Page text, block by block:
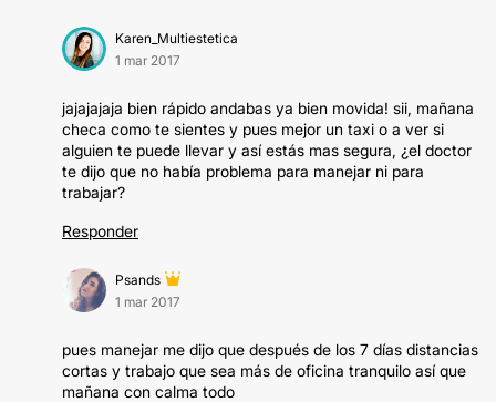
Karen_Multiestetica
1 mar 2017
jajajajaja bien rápido andabas ya bien movida! sii, mañana
checa como te sientes y pues mejor un taxi o a ver si
alguien te puede llevar y así estás mas segura, ¿el doctor
te dijo que no había problema para manejar ni para
trabajar?
Responder
Psands
1 mar 2017
pues manejar me dijo que después de los 7 días distancias
cortas y trabajo que sea más de oficina tranquilo así que
mañana con calma todo